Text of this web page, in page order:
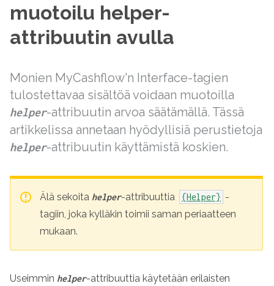
muotoilu helper-
attribuutin avulla
Monien MyCashflow'n Interface-tagien
tulostettavaa sisältöä voidaan muotoilla
helper-attribuutin arvoa säätämällä. Tässä
artikkelissa annetaan hyödyllisiä perustietoja
helper-attribuutin käyttämistä koskien.
Älä sekoita helper-attribuuttia {Helper} -
tagiin, joka kylläkin toimii saman periaatteen
mukaan.
Useimmin helper-attribuuttia käytetään erilaisten